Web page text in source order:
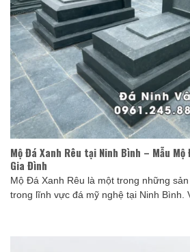
Mộ Đá Xanh Rêu tại Ninh Bình – Mẫu Mộ
Gia Đình
Mộ Đá Xanh Rêu là một trong những
trong lĩnh vực đá mỹ nghệ tại Ninh Bình.